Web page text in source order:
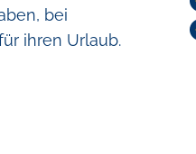
bei
ihren Urlaub.